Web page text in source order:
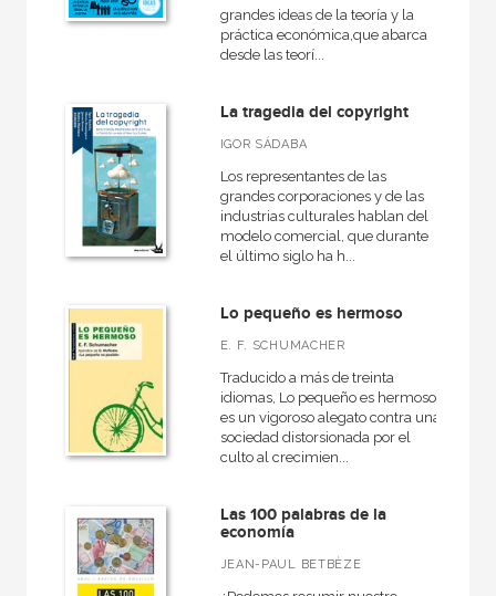
grandes ideas de la teoría y la
práctica económica,que abarca
desde las teorí...
La tragedia del copyright
IGOR SÁDABA
Los representantes de las
grandes corporaciones y de las
industrias culturales hablan del
modelo comercial, que durante
el último siglo ha h...
Lo pequeño es hermoso
E. F. SCHUMACHER
Traducido a más de treinta
idiomas, Lo pequeño es hermoso
es un vigoroso alegato contra una
sociedad distorsionada por el
culto al crecimien...
Las 100 palabras de la
economía
JEAN-PAUL BETBÈZE